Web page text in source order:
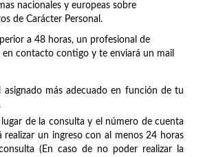
nacionales y europeas sobre
de Carácter Personal.
a 48 horas, un profesional de
en contacto contigo y te enviará un mail
asignado más adecuado en función de tu
lugar de la consulta y el número de cuenta
realizar un ingreso con al menos 24 horas
(En caso de no poder realizar la